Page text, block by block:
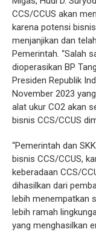
CCS/CCUS akan
karena potensi
menjanjikan dan
Pemerintah. “Salah
dioperasikan BP
Presiden Republik
November 2023
alat ukur CO2 akan
bisnis CCS/CCUS
“Pemerintah dan
bisnis CCS/CCUS,
keberadaan CCS/
dihasilkan dari
lebih menempatkan
lebih ramah
yang menghasilkan